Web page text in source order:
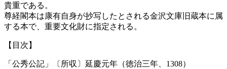
貴重である。
尊経閣本は康有自身が抄写したとされる金沢文庫旧蔵本に属
する本で、重要文化財に指定される。
【目次】
「公秀公記」〔所収〕延慶元年（徳治三年、1308）